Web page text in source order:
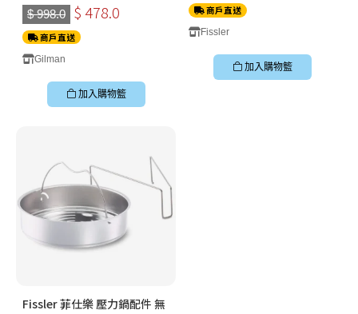
$ 998.0 $ 478.0
商戶直送
Gilman
加入購物籃
商戶直送
Fissler
加入購物籃
Fissler 菲仕樂 壓力鍋配件 無